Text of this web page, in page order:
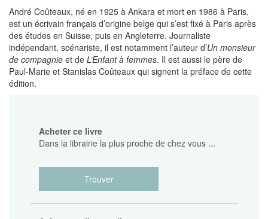
André Coûteaux, né en 1925 à Ankara et mort en 1986 à Paris,
est un écrivain français d’origine belge qui s’est fixé à Paris après
des études en Suisse, puis en Angleterre. Journaliste
indépendant, scénariste, il est notamment l’auteur d’Un monsieur
de compagnie et de L’Enfant à femmes. Il est aussi le père de
Paul-Marie et Stanislas Coûteaux qui signent la préface de cette
édition.
Acheter ce livre
Dans la librairie la plus proche de chez vous ...
Trouver